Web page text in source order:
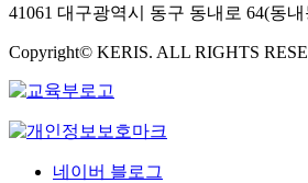
41061 대구광역시 동구 동내로 64(동
Copyright© KERIS. ALL RIGHTS
네이버 블로그